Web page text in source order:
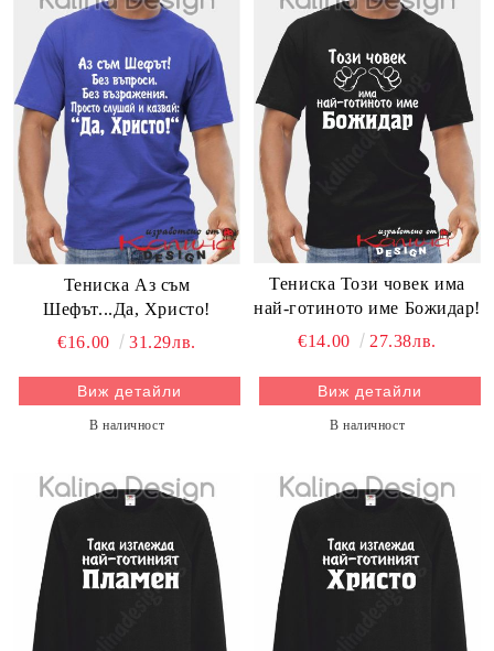
Тениска Аз съм
Шефът...Да, Христо!
€16.00
31.29лв.
Виж детайли
В наличност
Тениска Този човек има
най-готиното име Божидар!
€14.00
27.38лв.
Виж детайли
В наличност